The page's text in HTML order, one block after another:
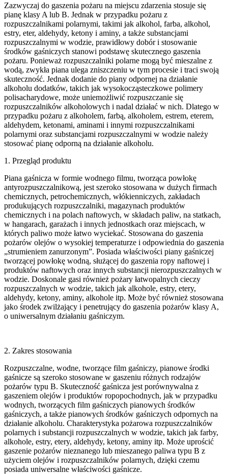
Zazwyczaj do gaszenia pożaru na miejscu zdarzenia stosuje się
pianę klasy A lub B. Jednak w przypadku pożaru z
rozpuszczalnikami polarnymi, takimi jak alkohol, farba, alkohol,
estry, eter, aldehydy, ketony i aminy, a także substancjami
rozpuszczalnymi w wodzie, prawidłowy dobór i stosowanie
środków gaśniczych stanowi podstawę skutecznego gaszenia
pożaru. Ponieważ rozpuszczalniki polarne mogą być mieszalne z
wodą, zwykła piana ulega zniszczeniu w tym procesie i traci swoją
skuteczność. Jednak dodanie do piany odpornej na działanie
alkoholu dodatków, takich jak wysokocząsteczkowe polimery
polisacharydowe, może uniemożliwić rozpuszczanie się
rozpuszczalników alkoholowych i nadal działać w nich. Dlatego w
przypadku pożaru z alkoholem, farbą, alkoholem, estrem, eterem,
aldehydem, ketonami, aminami i innymi rozpuszczalnikami
polarnymi oraz substancjami rozpuszczalnymi w wodzie należy
stosować pianę odporną na działanie alkoholu.
1. Przegląd produktu
Piana gaśnicza w formie wodnego filmu, tworząca powłokę
antyrozpuszczalnikową, jest szeroko stosowana w dużych firmach
chemicznych, petrochemicznych, włókienniczych, zakładach
produkujących rozpuszczalniki, magazynach produktów
chemicznych i na polach naftowych, w składach paliw, na statkach,
w hangarach, garażach i innych jednostkach oraz miejscach, w
których paliwo może łatwo wyciekać. Stosowana do gaszenia
pożarów olejów o wysokiej temperaturze i odpowiednia do gaszenia
„strumieniem zanurzonym”. Posiada właściwości piany gaśniczej
tworzącej powłokę wodną, ​​służącej do gaszenia ropy naftowej i
produktów naftowych oraz innych substancji nierozpuszczalnych w
wodzie. Doskonale gasi również pożary łatwopalnych cieczy
rozpuszczalnych w wodzie, takich jak alkohole, estry, etery,
aldehydy, ketony, aminy, alkohole itp. Może być również stosowana
jako środek zwilżający i penetrujący do gaszenia pożarów klasy A,
o uniwersalnym działaniu gaśniczym.
2. Zakres stosowania
Rozpuszczalne, wodne, tworzące film gaśniczy, pianowe środki
gaśnicze są szeroko stosowane w gaszeniu różnych rodzajów
pożarów typu B. Skuteczność gaśnicza jest porównywalna z
gaszeniem olejów i produktów ropopochodnych, jak w przypadku
wodnych, tworzących film gaśniczych pianowych środków
gaśniczych, a także pianowych środków gaśniczych odpornych na
działanie alkoholu. Charakterystyka pożarowa rozpuszczalników
polarnych i substancji rozpuszczalnych w wodzie, takich jak farby,
alkohole, estry, etery, aldehydy, ketony, aminy itp. Może uprościć
gaszenie pożarów nieznanego lub mieszanego paliwa typu B z
użyciem olejów i rozpuszczalników polarnych, dzięki czemu
posiada uniwersalne właściwości gaśnicze.